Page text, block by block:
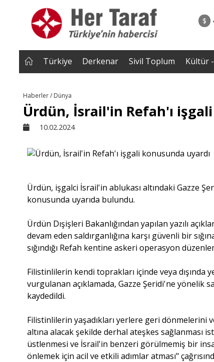
$
• İnsan Haklarının Hakkettiği İlgi ve
İlgisizlik|Zeki
Türkiye Derkenar Sivil Toplum Kültür
Haberler / Dünya
Ürdün, İsrail'in Refah'ı
10.02.2024
Ürdün, işgalci İsrail'in ablukası altındaki Gazze
konusunda uyarıda bulundu.
Ürdün Dışişleri Bakanlığından yapılan yazılı
devam eden saldırganlığına karşı güvenli bir
sığındığı Refah kentine askeri operasyon
Filistinlilerin kendi toprakları içinde veya
vurgulanan açıklamada, Gazze Şeridi'ne yönelik
kaydedildi.
Filistinlilerin yaşadıkları yerlere geri dönmelerini
altına alacak şekilde derhal ateşkes sağlanması
üstlenmesi ve İsrail'in benzeri görülmemiş bir
önlemek için acil ve etkili adımlar atması"